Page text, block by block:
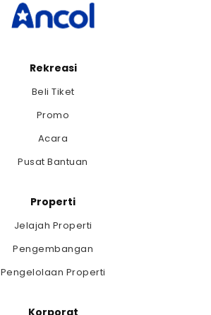
Rekreasi
Beli Tiket
Promo
Acara
Pusat Bantuan
Properti
Jelajah Properti
Pengembangan
Pengelolaan Properti
Korporat